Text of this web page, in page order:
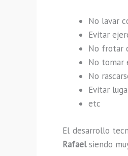
No lavar
Evitar
No frotar
No tomar
No
Evitar
etc
El desarrollo
Rafaelsiendo